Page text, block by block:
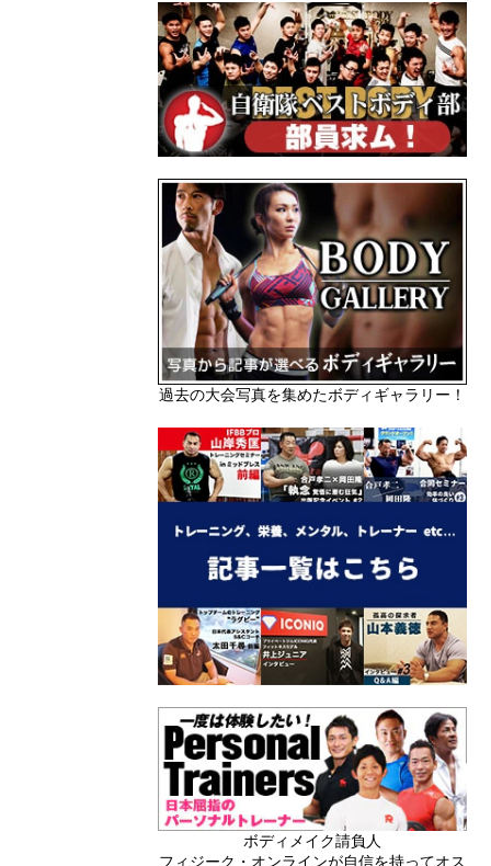
過去の大会写真を集めたボディギャラリー！
ボディメイク請負人
フィジーク・オンラインが自信を持ってオス